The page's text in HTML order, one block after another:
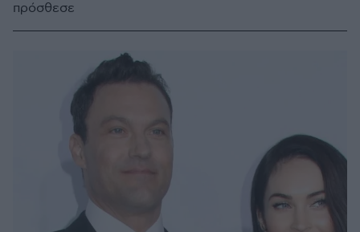
πρόσθεσε